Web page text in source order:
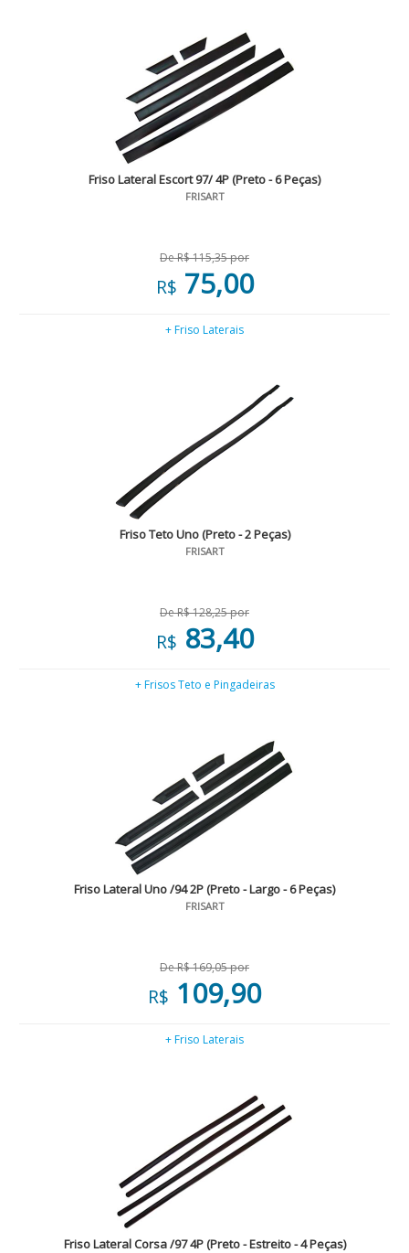
Friso Lateral Escort 97/ 4P (Preto - 6 Peças)
FRISART
De R$ 115,35 por
R$ 75,00
+ Friso Laterais
Friso Teto Uno (Preto - 2 Peças)
FRISART
De R$ 128,25 por
R$ 83,40
+ Frisos Teto e Pingadeiras
Friso Lateral Uno /94 2P (Preto - Largo - 6 Peças)
FRISART
De R$ 169,05 por
R$ 109,90
+ Friso Laterais
Friso Lateral Corsa /97 4P (Preto - Estreito - 4 Peças)